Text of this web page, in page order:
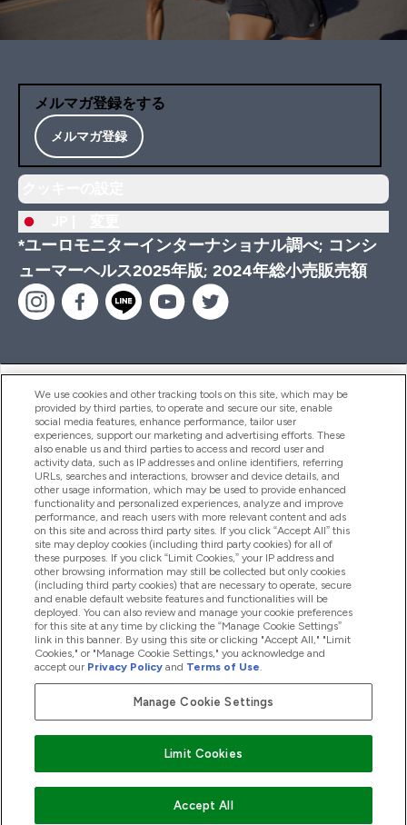
メルマガ登録をする
メルマガ登録
*ユーロモニターインターナショナル調べ; コンシ
ューマーヘルス2025年版; 2024年総小売販売額
ヘルプ＆ガイド
商品について
会社概要
特典＆ポイント
2026 The Hut.com Ltd
Pay with
We use cookies and other tracking tools on this site, which may be
provided by third parties, to operate and secure our site, enable
social media features, enhance performance, tailor user
experiences, support our marketing and advertising efforts. These
also enable us and third parties to access and record user and
activity data, such as IP addresses and online identifiers, referring
URLs, searches and interactions, browser and device details, and
other usage information, which may be used to provide enhanced
functionality and personalized experiences, analyze and improve
performance, and reach users with more relevant content and ads
on this site and across third party sites. If you click “Accept All” this
site may deploy cookies (including third party cookies) for all of
these purposes. If you click “Limit Cookies,” your IP address and
other browsing information may still be collected but only cookies
(including third party cookies) that are necessary to operate, secure
and enable default website features and functionalities will be
deployed. You can also review and manage your cookie preferences
for this site at any time by clicking the “Manage Cookie Settings”
link in this banner. By using this site or clicking "Accept All," "Limit
Cookies," or "Manage Cookie Settings," you acknowledge and
accept our Privacy Policy and Terms of Use.
Manage Cookie Settings
Limit Cookies
Accept All